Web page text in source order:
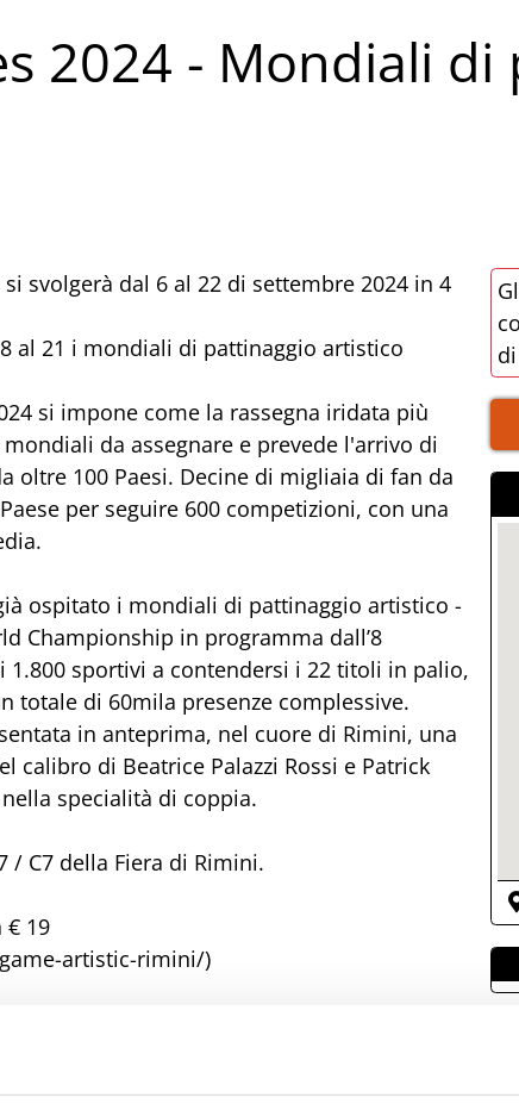
2024 - Mondiali di
svolgerà dal 6 al 22 di settembre 2024 in 4
al 21 i mondiali di pattinaggio artistico
si impone come la rassegna iridata più
da assegnare e prevede l'arrivo di
oltre 100 Paesi. Decine di migliaia di fan da
per seguire 600 competizioni, con una
ospitato i mondiali di pattinaggio artistico -
Championship in programma dall’8
1.800 sportivi a contendersi i 22 titoli in palio,
totale di 60mila presenze complessive.
in anteprima, nel cuore di Rimini, una
calibro di Beatrice Palazzi Rossi e Patrick
specialità di coppia.
/ C7 della Fiera di Rimini.
19
artistic-rimini/)
gare per scoprire tutti gli eventi in
citta/rimini/